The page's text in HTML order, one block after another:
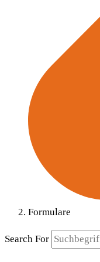
Formulare
Search For